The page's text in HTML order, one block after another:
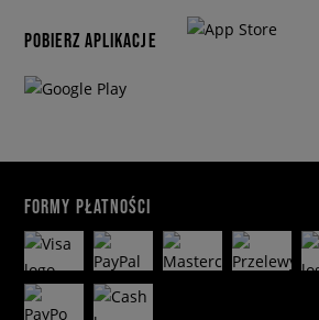
POBIERZ APLIKACJE
FORMY PŁATNOŚCI